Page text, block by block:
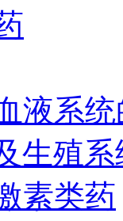
液系
生殖
素类药